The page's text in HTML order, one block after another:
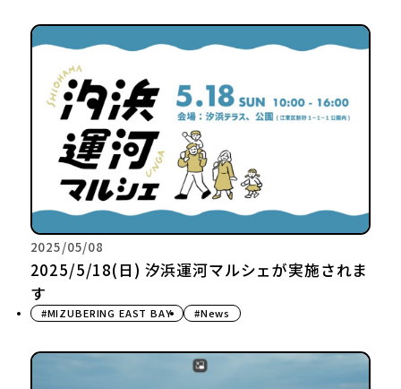
2025/05/08
2025/5/18(日) 汐浜運河マルシェが実施されま
す
#MIZUBERING EAST BAY #News